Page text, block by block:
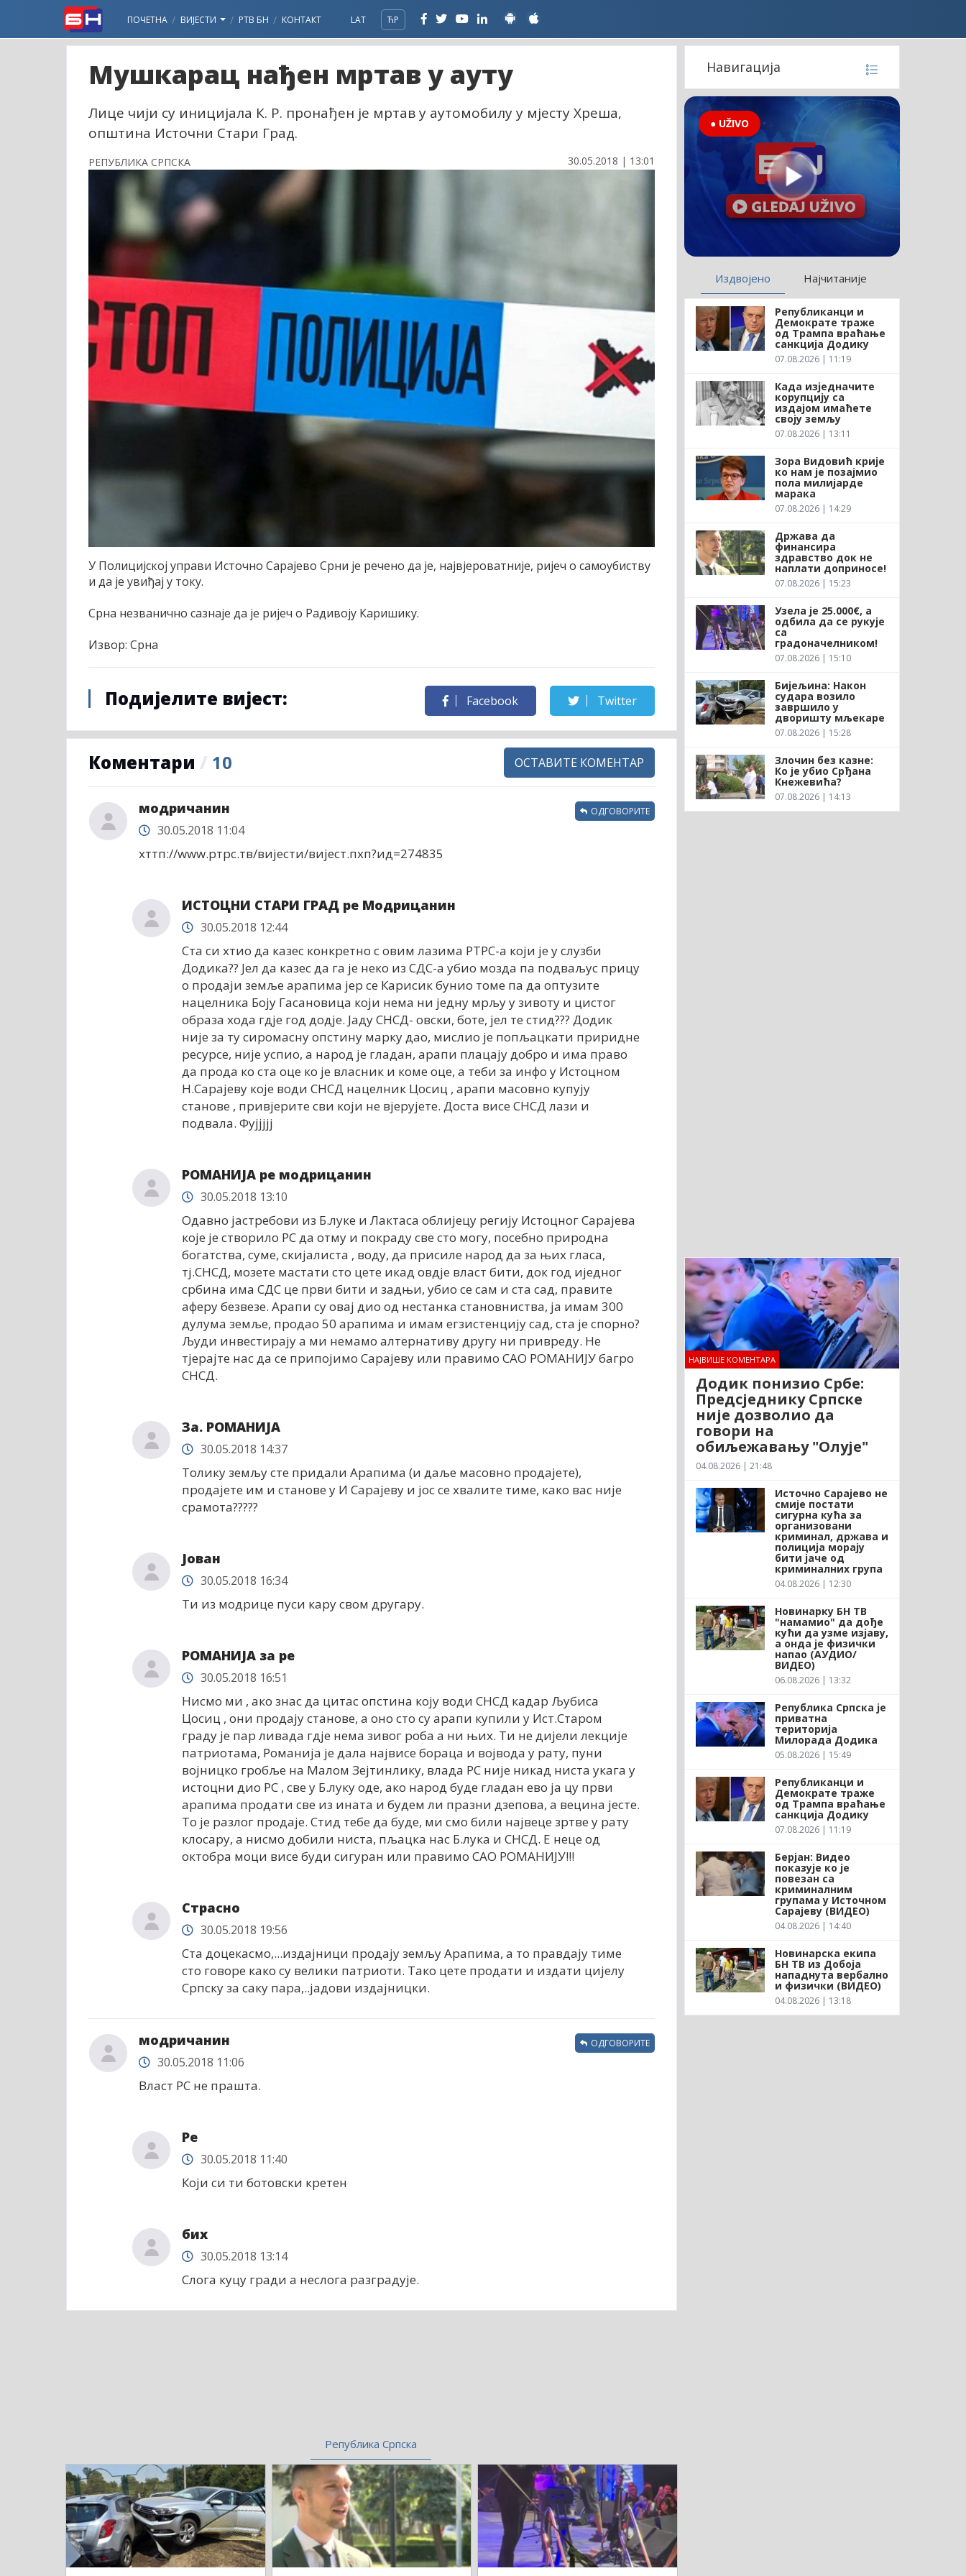
ПОЧЕТНА ВИЈЕСТИ РТВ БН КОНТАКТ LAT ЋР
Мушкарац нађен мртав у ауту
Лице чији су иницијала К. Р. пронађен је мртав у аутомобилу у мјесту Хреша,
општина Источни Стари Град.
РЕПУБЛИКА СРПСКА 30.05.2018 | 13:01
У Полицијској управи Источно Сарајево Срни је речено да је, највјероватније, ријеч о самоубиству
и да је увиђај у току.
Срна незванично сазнаје да је ријеч о Радивоју Каришику.
Извор: Срна
Подијелите вијест: Facebook Twitter
Коментари / 10 ОСТАВИТЕ КОМЕНТАР
модричанин
30.05.2018 11:04
хттп://www.ртрс.тв/вијести/вијест.пхп?ид=274835
ОДГОВОРИТЕ
ИСТОЦНИ СТАРИ ГРАД ре Модрицанин
30.05.2018 12:44
Ста си хтио да казес конкретно с овим лазима РТРС-а који је у слузби
Додика?? Јел да казес да га је неко из СДС-а убио мозда па подваљус прицу
о продаји земље арапима јер се Карисик бунио томе па да оптузите
нацелника Боју Гасановица који нема ни једну мрљу у зивоту и цистог
образа хода гдје год додје. Јаду СНСД- овски, боте, јел те стид??? Додик
није за ту сиромасну опстину марку дао, мислио је попљацкати приридне
ресурсе, није успио, а народ је гладан, арапи плацају добро и има право
да прода ко ста оце ко је власник и коме оце, а теби за инфо у Истоцном
Н.Сарајеву које води СНСД нацелник Цосиц , арапи масовно купују
станове , привјерите сви који не вјерујете. Доста висе СНСД лази и
подвала. Фујјјјј
РОМАНИЈА ре модрицанин
30.05.2018 13:10
Одавно јастребови из Б.луке и Лактаса облијецу регију Истоцног Сарајева
које је створило РС да отму и покраду све сто могу, посебно природна
богатства, суме, скијалиста , воду, да присиле народ да за њих гласа,
тј.СНСД, мозете мастати сто цете икад овдје власт бити, док год иједног
србина има СДС це први бити и задњи, убио се сам и ста сад, правите
аферу безвезе. Арапи су овај дио од нестанка становниства, ја имам 300
дулума земље, продао 50 арапима и имам егзистенцију сад, ста је спорно?
Људи инвестирају а ми немамо алтернативу другу ни привреду. Не
тјерајте нас да се припојимо Сарајеву или правимо САО РОМАНИЈУ багро
СНСД.
За. РОМАНИЈА
30.05.2018 14:37
Толику земљу сте придали Арапима (и даље масовно продајете),
продајете им и станове у И Сарајеву и јос се хвалите тиме, како вас није
срамота?????
Јован
30.05.2018 16:34
Ти из модрице пуси кару свом другару.
РОМАНИЈА за ре
30.05.2018 16:51
Нисмо ми , ако знас да цитас опстина коју води СНСД кадар Љубиса
Цосиц , они продају станове, а оно сто су арапи купили у Ист.Старом
граду је пар ливада гдје нема зивог роба а ни њих. Ти не дијели лекције
патриотама, Романија је дала највисе бораца и војвода у рату, пуни
војницко гробље на Малом Зејтинлику, влада РС није никад ниста укага у
истоцни дио РС , све у Б.луку оде, ако народ буде гладан ево ја цу први
арапима продати све из ината и будем ли празни дзепова, а вецина јесте.
То је разлог продаје. Стид тебе да буде, ми смо били највеце зртве у рату
клосару, а нисмо добили ниста, пљацка нас Б.лука и СНСД. Е неце од
октобра моци висе буди сигуран или правимо САО РОМАНИЈУ!!!
Страсно
30.05.2018 19:56
Ста доцекасмо,...издајници продају земљу Арапима, а то правдају тиме
сто говоре како су велики патриоти. Тако цете продати и издати цијелу
Српску за саку пара,..јадови издајницки.
модричанин
30.05.2018 11:06
Власт РС не прашта.
ОДГОВОРИТЕ
Ре
30.05.2018 11:40
Који си ти ботовски кретен
бих
30.05.2018 13:14
Слога куцу гради а неслога разградује.
Република Српска
Навигација
● UŽIVO
Издвојено Најчитаније
Републиканци и
Демократе траже
од Трампа враћање
санкција Додику
07.08.2026 | 11:19
Када изједначите
корупцију са
издајом имаћете
своју земљу
07.08.2026 | 13:11
Зора Видовић крије
ко нам је позајмио
пола милијарде
марака
07.08.2026 | 14:29
Држава да
финансира
здравство док не
наплати доприносе!
07.08.2026 | 15:23
Узела је 25.000€, а
одбила да се рукује
са
градоначелником!
07.08.2026 | 15:10
Бијељина: Након
судара возило
завршило у
дворишту мљекаре
07.08.2026 | 15:28
Злочин без казне:
Ко је убио Срђана
Кнежевића?
07.08.2026 | 14:13
НАЈВИШЕ КОМЕНТАРА
Додик понизио Србе:
Предсједнику Српске
није дозволио да
говори на
обиљежавању "Олује"
04.08.2026 | 21:48
Источно Сарајево не
смије постати
сигурна кућа за
организовани
криминал, држава и
полиција морају
бити јаче од
криминалних група
04.08.2026 | 12:30
Новинарку БН ТВ
"намамио" да дође
кући да узме изјаву,
а онда је физички
напао (АУДИО/
ВИДЕО)
06.08.2026 | 13:32
Република Српска је
приватна
територија
Милорада Додика
05.08.2026 | 15:49
Републиканци и
Демократе траже
од Трампа враћање
санкција Додику
07.08.2026 | 11:19
Берјан: Видео
показује ко је
повезан са
криминалним
групама у Источном
Сарајеву (ВИДЕО)
04.08.2026 | 14:40
Новинарска екипа
БН ТВ из Добоја
нападнута вербално
и физички (ВИДЕО)
04.08.2026 | 13:18